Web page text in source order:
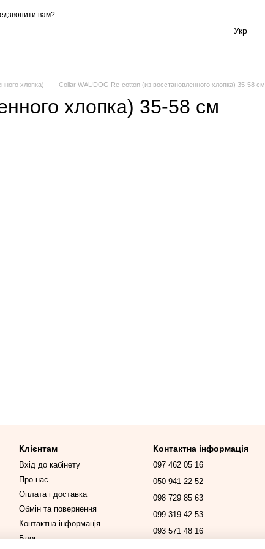
вам?
Укр
хлопка) Collar WAUDOG Re-cotton (из восстановленного хлопка) 35-58 см
хлопка) 35-58 см
Клієнтам
Вхід до кабінету
Про нас
Оплата і доставка
Обмін та повернення
Контактна інформація
Блог
Контактна інформація
097 462 05 16
050 941 22 52
098 729 85 63
099 319 42 53
093 571 48 16